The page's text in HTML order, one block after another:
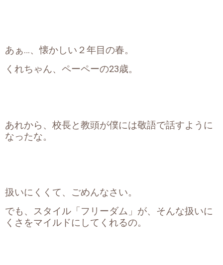
あぁ…、懐かしい２年目の春。
くれちゃん、ペーペーの23歳。
あれから、校長と教頭が僕には敬語で話すように
なったな。
扱いにくくて、ごめんなさい。
でも、スタイル「フリーダム」が、そんな扱いに
くさをマイルドにしてくれるの。